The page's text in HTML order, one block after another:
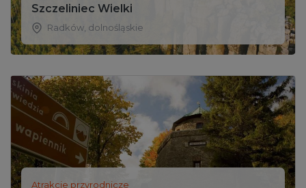
Szczeliniec Wielki
Radków dolnośląskie
Atrakcje przyrodnicze